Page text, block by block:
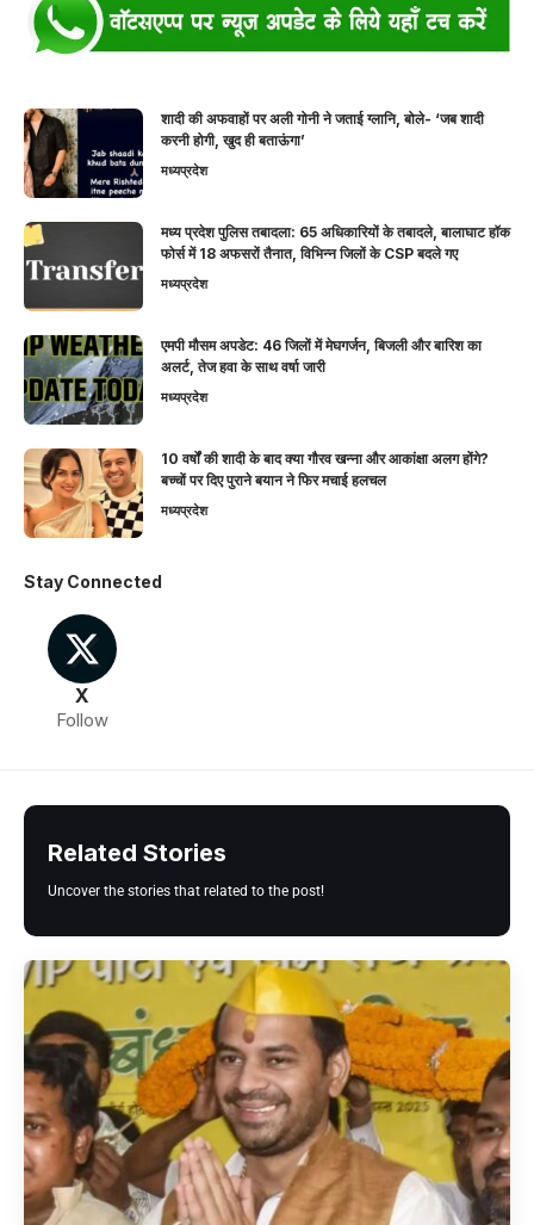
शादी की अफवाहों पर अली गोनी ने जताई ग्लानि, बोले- ‘जब शादी
करनी होगी, खुद ही बताऊंगा’
मध्यप्रदेश
मध्य प्रदेश पुलिस तबादला: 65 अधिकारियों के तबादले, बालाघाट हॉक
फोर्स में 18 अफसरों तैनात, विभिन्न जिलों के CSP बदले गए
मध्यप्रदेश
एमपी मौसम अपडेट: 46 जिलों में मेघगर्जन, बिजली और बारिश का
अलर्ट, तेज हवा के साथ वर्षा जारी
मध्यप्रदेश
10 वर्षों की शादी के बाद क्या गौरव खन्ना और आकांक्षा अलग होंगे?
बच्चों पर दिए पुराने बयान ने फिर मचाई हलचल
मध्यप्रदेश
Stay Connected
X
Follow
Related Stories
Uncover the stories that related to the post!